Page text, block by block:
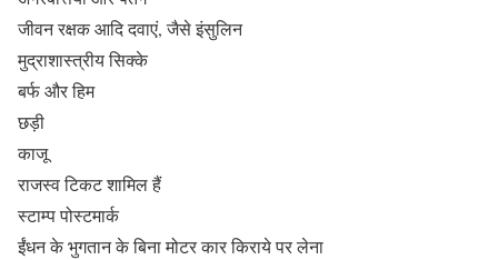
जीवन रक्षक आदि दवाएं, जैसे इंसुलिन
मुद्राशास्त्रीय सिक्के
बर्फ और हिम
छड़ी
काजू
राजस्व टिकट शामिल हैं
स्टाम्प पोस्टमार्क
ईंधन के भुगतान के बिना मोटर कार किराये पर लेना